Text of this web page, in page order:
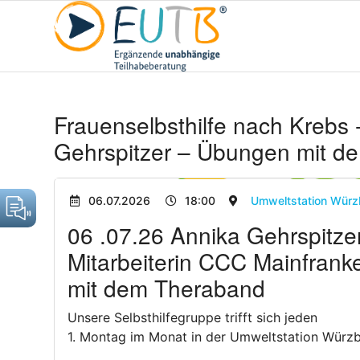
Frauenselbsthilfe nach Krebs
Gehrspitzer – Übungen mit
06.07.2026 18:00 Umweltstation
06 .07.26 Annika
Mitarbeiterin CCC
mit dem Theraband
Unsere Selbsthilfegruppe trifft sich jeden
1. Montag im Monat in der Umweltstation